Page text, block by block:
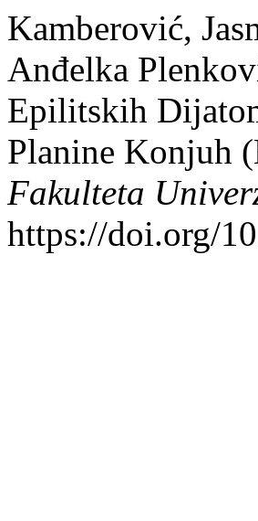
Kamberović,
Anđelka
Epilitskih
Planine Konjuh
Fakulteta
https://doi.org/